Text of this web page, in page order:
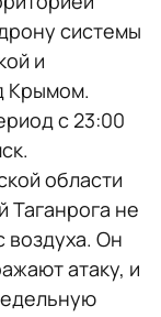
системы
и
Крымом.
с 23:00
области
Таганрога не
воздуха. Он
атаку, и